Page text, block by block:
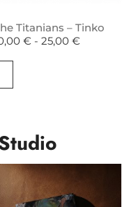
Titanians – Tinko
€ - 25,00 €